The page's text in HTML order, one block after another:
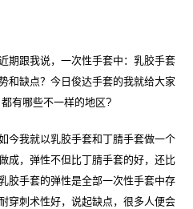
期跟我说， 一次性手套中：乳胶手套
和缺点？今日俊达手套的我就给大家
有哪些不一样的地区?
今我就以乳胶手套和丁腈手套做一个
成，弹性不但比丁腈手套的好，还比
胶手套的弹性是全部一次性手套中存
穿刺术性好，说起缺点，很多人便会